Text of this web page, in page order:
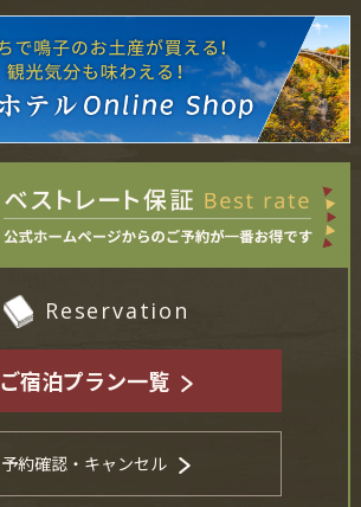
Reservation
ご宿泊プラン一覧
予約確認・キャンセル